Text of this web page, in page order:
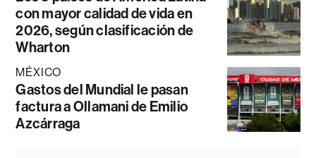
con mayor calidad de vida en
2026, según clasificación de
Wharton
MÉXICO
Gastos del Mundial le pasan
factura a Ollamani de Emilio
Azcárraga